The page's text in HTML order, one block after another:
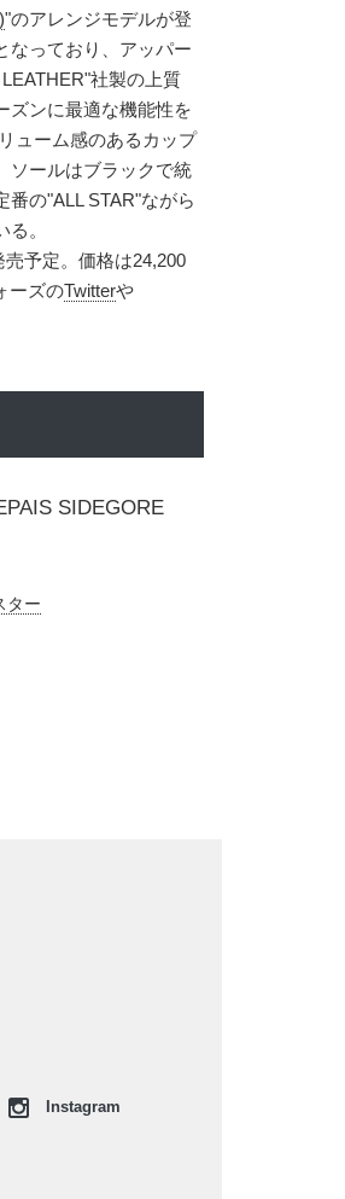
"のアレンジモデルが登
なっており、アッパー
社製の上質
ズンに最適な機能性を
ューム感のあるカップ
ソールはブラックで統
の"ALL STAR"ながら
。
予定。価格は24,200
ーズのTwitterや
SIDEGORE
ター
Instagram